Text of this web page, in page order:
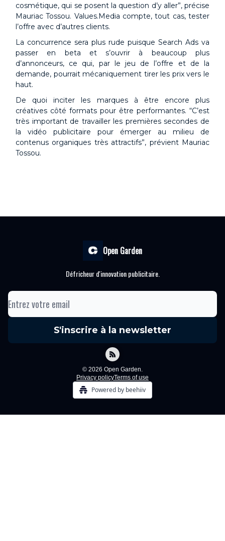
cosmétique, qui se posent la question d’y aller”, précise
Mauriac Tossou. Values.Media compte, tout cas, tester
l’offre avec d’autres clients.
La concurrence sera plus rude puisque Search Ads va
passer en beta et s’ouvrir à beaucoup plus
d’annonceurs, ce qui, par le jeu de l’offre et de la
demande, pourrait mécaniquement tirer les prix vers le
haut.
De quoi inciter les marques à être encore plus
créatives côté formats pour être performantes. “C’est
très important de travailler les premières secondes de
la vidéo publicitaire pour émerger au milieu de
contenus organiques très attractifs”, prévient Mauriac
Tossou.
Open Garden
Défricheur d'innovation publicitaire.
© 2026 Open Garden.
Privacy policyTerms of use
Powered by beehiiv